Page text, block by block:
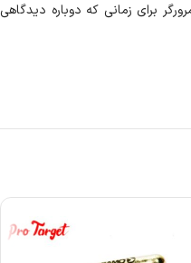
برای زمانی که دوباره دیدگاهی